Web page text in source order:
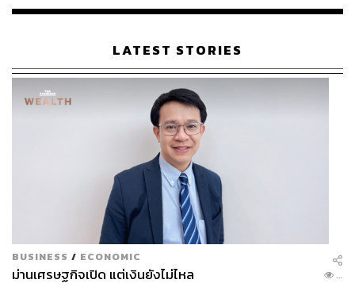
คนตกงาน NVIDIA
ChatGPT
ปัญญาประดิษฐ์ (Artificial intelligence - AI)
Microsoft
ABOUT THE AUTHOR
เรือนไทยที่ถูกซุกไว้
LATEST STORIES
BUSINESS / ECONOMIC
ม่านเศรษฐกิจเปิด แต่เงินยังไม่ไหล ...